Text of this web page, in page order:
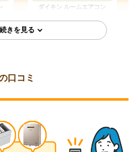
ダイキン ルームエアコン
ダイキン ルームエアコン
S224ATGS-W
口コミ